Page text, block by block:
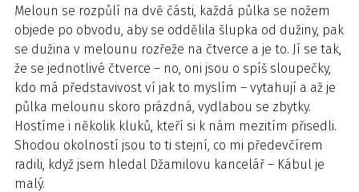
Meloun se rozpůlí na dvě části, každá půlka se nožem
objede po obvodu, aby se oddělila šlupka od dužiny, pak
se dužina v melounu rozřeže na čtverce a je to. Jí se tak,
že se jednotlivé čtverce – no, oni jsou o spíš sloupečky,
kdo má představivost ví jak to myslím – vytahují a až je
půlka melounu skoro prázdná, vydlabou se zbytky.
Hostíme i několik kluků, kteří si k nám mezitím přisedli.
Shodou okolností jsou to ti stejní, co mi předevčírem
radili, když jsem hledal Džamilovu kancelář – Kábul je
malý.